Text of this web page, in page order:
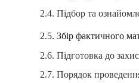
2.4. Підбор та
2.5. Збір
2.6. Підготовка до
2.7. Порядок